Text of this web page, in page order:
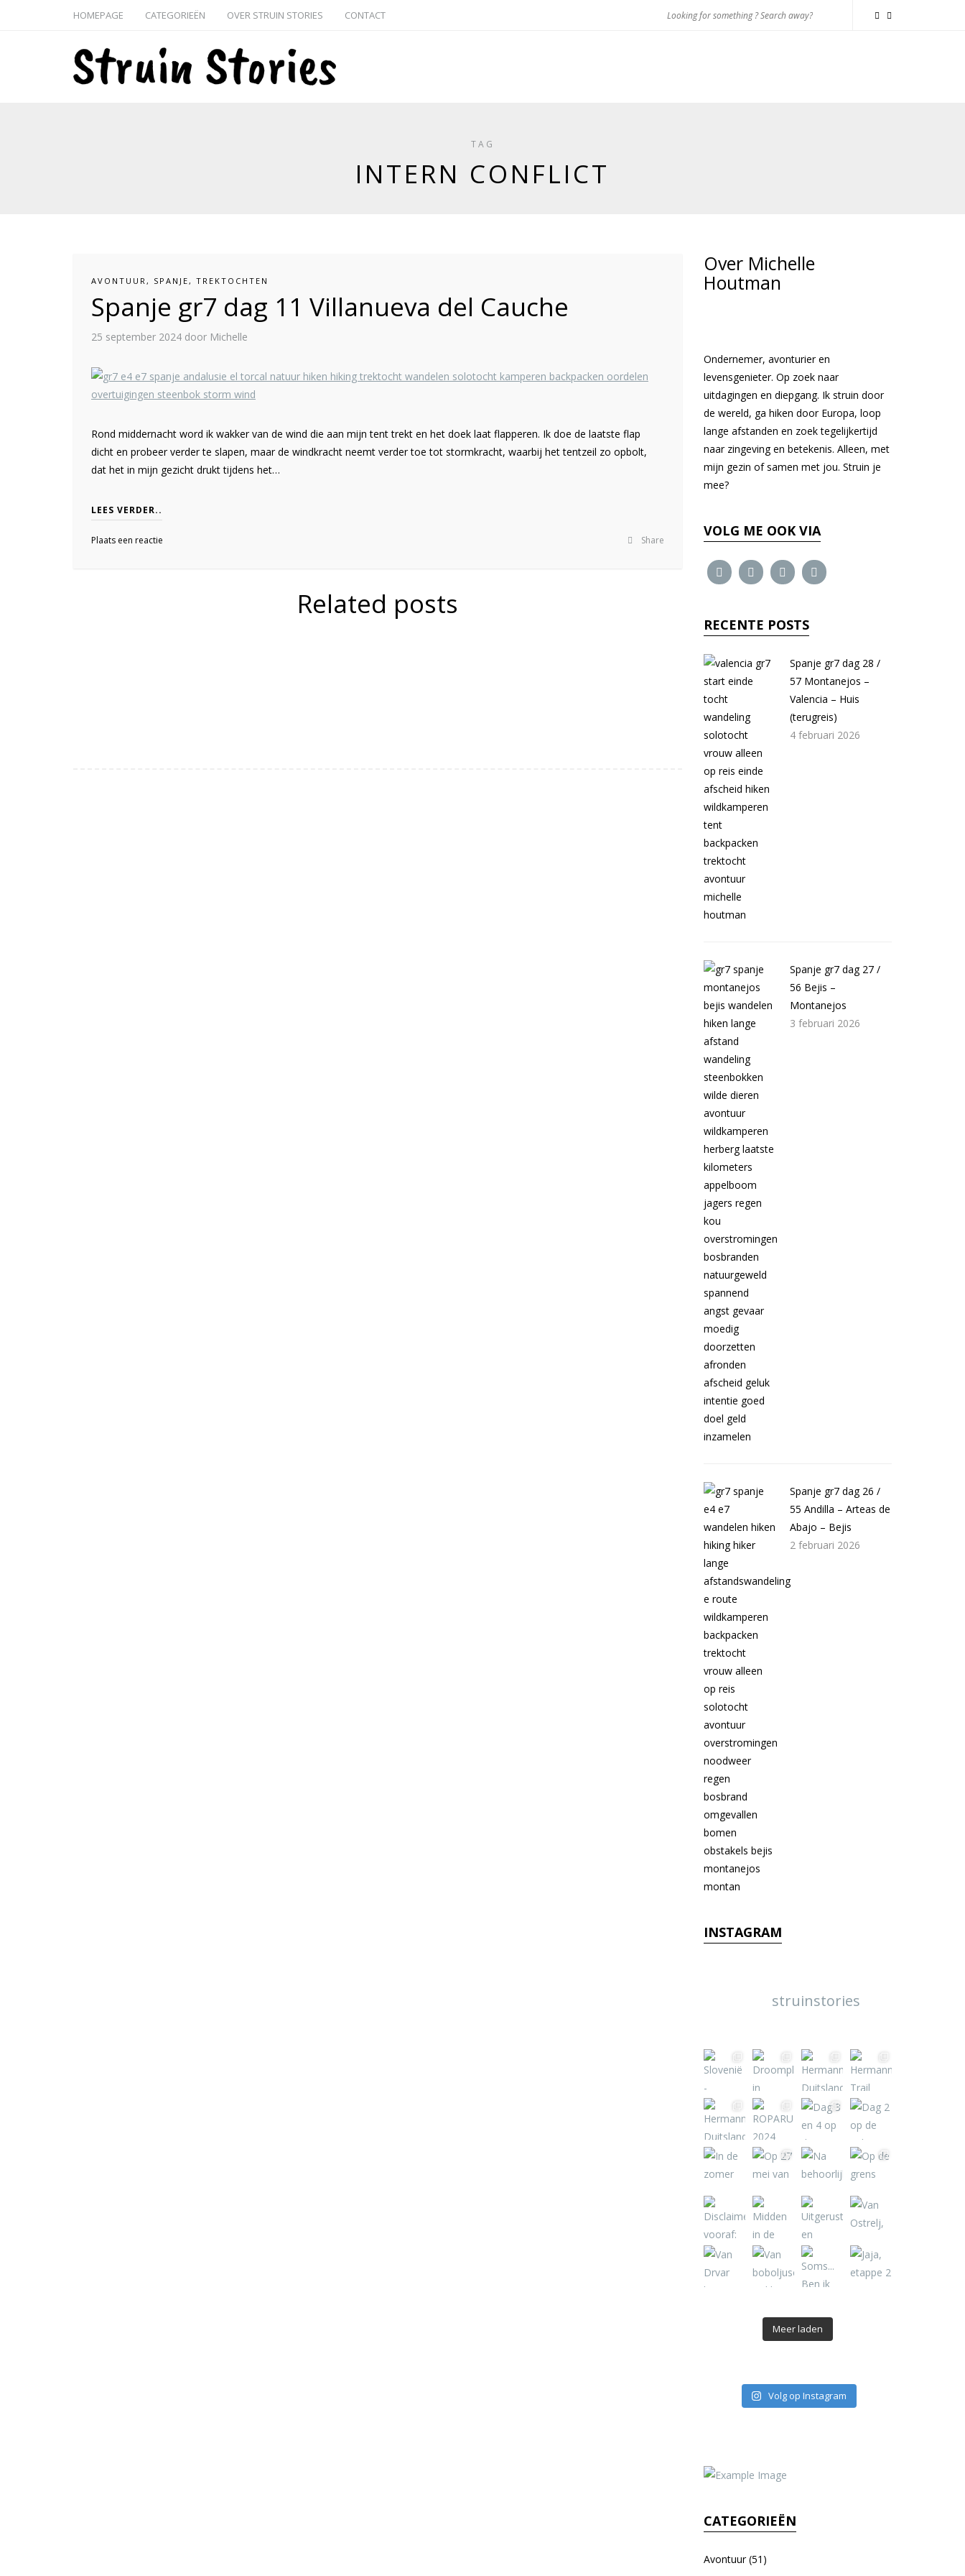
HOMEPAGE CATEGORIEËN OVER STRUIN STORIES CONTACT
TAG
INTERN CONFLICT
AVONTUUR, SPANJE, TREKTOCHTEN
Spanje gr7 dag 11 Villanueva del Cauche
25 september 2024 door Michelle
Rond middernacht word ik wakker van de wind die aan mijn tent trekt en het doek laat flapperen. Ik doe de laatste flap
dicht en probeer verder te slapen, maar de windkracht neemt verder toe tot stormkracht, waarbij het tentzeil zo opbolt,
dat het in mijn gezicht drukt tijdens het…
LEES VERDER..
Plaats een reactie Share
Related posts
Over Michelle
Houtman
Ondernemer, avonturier en
levensgenieter. Op zoek naar
uitdagingen en diepgang. Ik struin door
de wereld, ga hiken door Europa, loop
lange afstanden en zoek tegelijkertijd
naar zingeving en betekenis. Alleen, met
mijn gezin of samen met jou. Struin je
mee?
VOLG ME OOK VIA
RECENTE POSTS
Spanje gr7 dag 28 /
57 Montanejos –
Valencia – Huis
(terugreis)
4 februari 2026
Spanje gr7 dag 27 /
56 Bejis –
Montanejos
3 februari 2026
Spanje gr7 dag 26 /
55 Andilla – Arteas de
Abajo – Bejis
2 februari 2026
INSTAGRAM
struinstories
Meer laden
Volg op Instagram
CATEGORIEËN
Avontuur(51)